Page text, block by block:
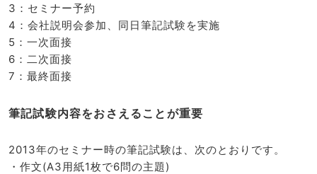
3：セミナー予約
4：会社説明会参加、同日筆記試験を実施
5：一次面接
6：二次面接
7：最終面接
筆記試験内容をおさえることが重要
2013年のセミナー時の筆記試験は、次のとおりです。
・作文(A3用紙1枚で6問の主題)